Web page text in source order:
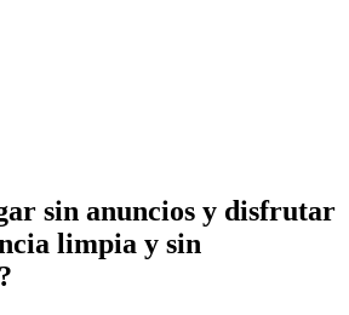
sin anuncios y disfrutar
limpia y sin